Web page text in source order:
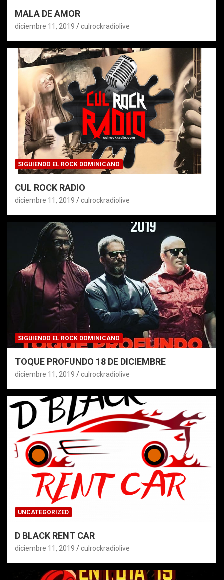
MALA DE AMOR
diciembre 11, 2019 culrockradiolive
SIGUIENDO EL ROCK DOMINICANO
CUL ROCK RADIO
diciembre 11, 2019 culrockradiolive
SIGUIENDO EL ROCK DOMINICANO
TOQUE PROFUNDO 18 DE DICIEMBRE
diciembre 11, 2019 culrockradiolive
UNCATEGORIZED
D BLACK RENT CAR
diciembre 11, 2019 culrockradiolive